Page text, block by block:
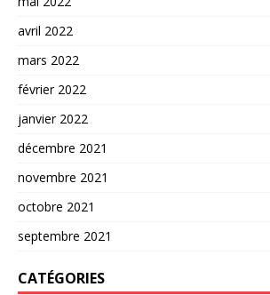
avril 2022
mars 2022
février 2022
janvier 2022
décembre 2021
novembre 2021
octobre 2021
septembre 2021
CATÉGORIES